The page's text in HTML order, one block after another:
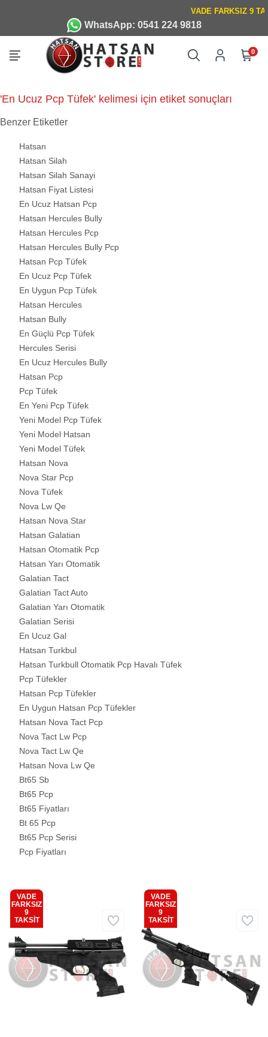
WhatsApp: 0541 224 9818
0
'En Ucuz Pcp Tüfek' kelimesi için etiket sonuçları
Benzer Etiketler
Hatsan
Hatsan Silah
Hatsan Silah Sanayi
Hatsan Fiyat Listesi
En Ucuz Hatsan Pcp
Hatsan Hercules Bully
Hatsan Hercules Pcp
Hatsan Hercules Bully Pcp
Hatsan Pcp Tüfek
En Ucuz Pcp Tüfek
En Uygun Pcp Tüfek
Hatsan Hercules
Hatsan Bully
En Güçlü Pcp Tüfek
Hercules Serisi
En Ucuz Hercules Bully
Hatsan Pcp
Pcp Tüfek
En Yeni Pcp Tüfek
Yeni Model Pcp Tüfek
Yeni Model Hatsan
Yeni Model Tüfek
Hatsan Nova
Nova Star Pcp
Nova Tüfek
Nova Lw Qe
Hatsan Nova Star
Hatsan Galatian
Hatsan Otomatik Pcp
Hatsan Yarı Otomatik
Galatian Tact
Galatian Tact Auto
Galatian Yarı Otomatik
Galatian Serisi
En Ucuz Gal
Hatsan Turkbul
Hatsan Turkbull Otomatik Pcp Havalı Tüfek
Pcp Tüfekler
Hatsan Pcp Tüfekler
En Uygun Hatsan Pcp Tüfekler
Hatsan Nova Tact Pcp
Nova Tact Lw Pcp
Nova Tact Lw Qe
Hatsan Nova Lw Qe
Bt65 Sb
Bt65 Pcp
Bt65 Fiyatları
Bt 65 Pcp
Bt65 Pcp Serisi
Pcp Fiyatları
VADE
FARKSIZ
9
TAKSİT
Kargo
Bedava
VADE
FARKSIZ
9
TAKSİT
Kargo
Bedava